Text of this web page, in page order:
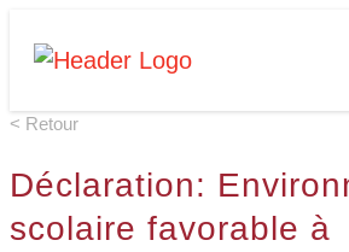
Skip
content
Homepage
< Retour
Déclaration:
scolaire favorable à